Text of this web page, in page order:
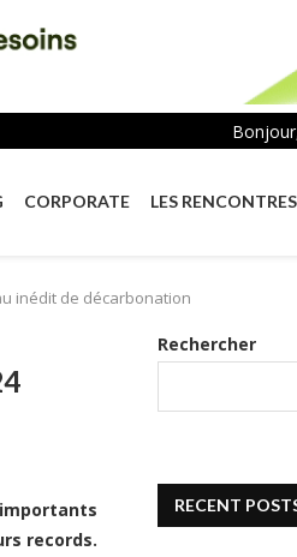
CORPORATE LES
inédit de décarbonation
records.
Rechercher
RECENT